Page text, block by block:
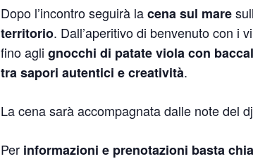
Dopo l’incontro seguirà lacena sul mare
territorio. Dall’aperitivo di benvenuto con i
fino agli gnocchi di patate viola con
tra sapori autentici e creatività.
La cena sarà accompagnata dalle note del
Per informazioni e prenotazioni basta